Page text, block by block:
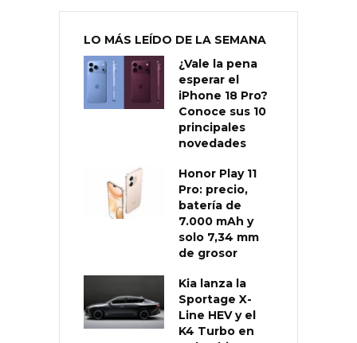
LO MÁS LEÍDO DE LA SEMANA
¿Vale la pena
esperar el
iPhone 18 Pro?
Conoce sus 10
principales
novedades
Honor Play 11
Pro: precio,
batería de
7.000 mAh y
solo 7,34 mm
de grosor
Kia lanza la
Sportage X-
Line HEV y el
K4 Turbo en